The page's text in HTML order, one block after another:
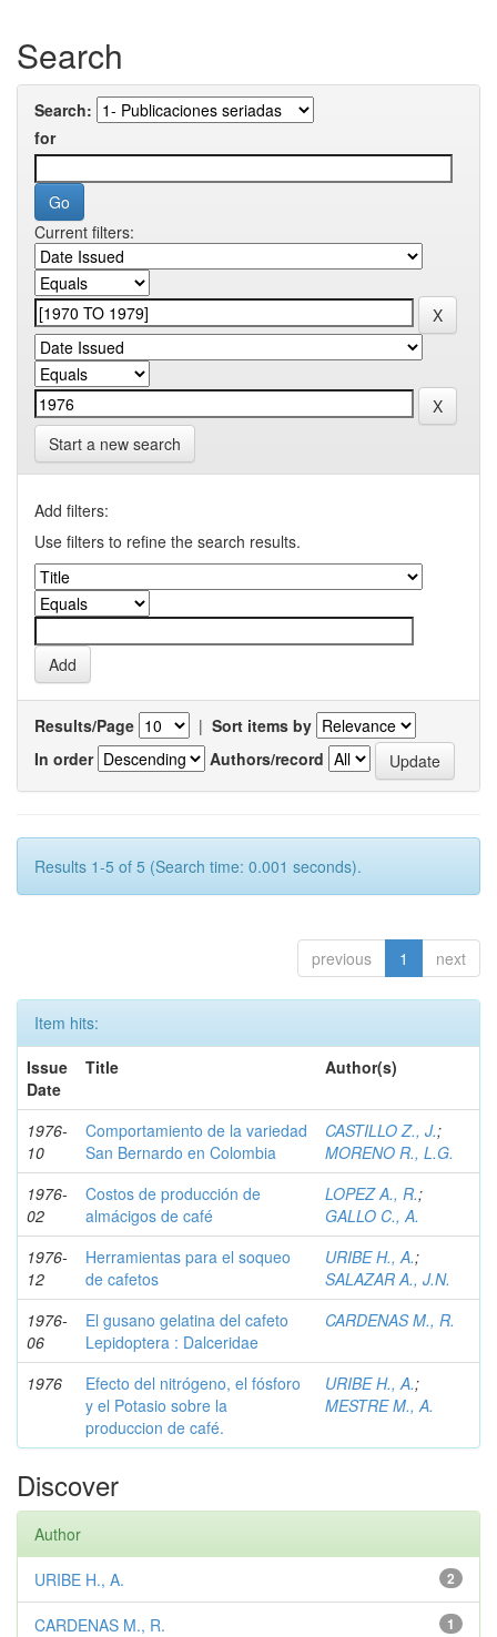
Search
Search:
for
Current filters:
Start a new search
Add filters:
Use filters to refine the search results.
Results/Page | Sort items by
In order
Authors/record
Results 1-5 of 5 (Search time: 0.001 seconds).
previous 1 next
Item hits:
Issue
Date
Title Author(s)
1976-
10
Comportamiento de la variedad
San Bernardo en Colombia
CASTILLO Z., J.;
MORENO R., L.G.
1976-
02
Costos de producción de
almácigos de café
LOPEZ A., R.;
GALLO C., A.
1976-
12
Herramientas para el soqueo
de cafetos
URIBE H., A.;
SALAZAR A., J.N.
1976-
06
El gusano gelatina del cafeto
Lepidoptera : Dalceridae
CARDENAS M., R.
1976
Efecto del nitrógeno, el fósforo
y el Potasio sobre la
produccion de café.
URIBE H., A.;
MESTRE M., A.
Discover
Author
2
URIBE H., A.
1
CARDENAS M., R.